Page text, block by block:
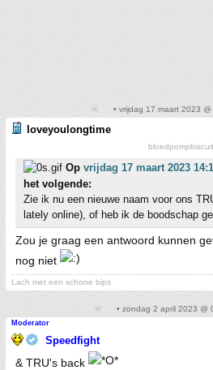
• vrijdag 17 maart 2023
loveyoulongtime
bloedpompbiscuit
Op vrijdag 17 maart 2023
het volgende:
Zie ik nu een nieuwe naam voor ons
lately online), of heb ik de boodschap
Zou je graag een antwoord kunnen
nog niet
Lach met een schone bips
• zondag 2 april 2023 @
Moderator
Speedfight
& TRU's back